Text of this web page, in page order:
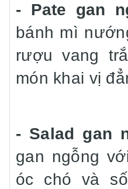
- Pate gan
bánh mì
rượu vang
món khai vị
- Salad gan
gan ngỗng
óc chó và